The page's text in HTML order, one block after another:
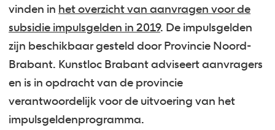
vinden in het overzicht van aanvragen voor de
subsidie impulsgelden in 2019. De impulsgelden
zijn beschikbaar gesteld door Provincie Noord-
Brabant. Kunstloc Brabant adviseert aanvragers
en is in opdracht van de provincie
verantwoordelijk voor de uitvoering van het
impulsgeldenprogramma.